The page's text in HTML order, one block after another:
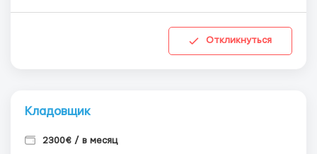
Откликнуться
Кладовщик
2300€ / в месяц